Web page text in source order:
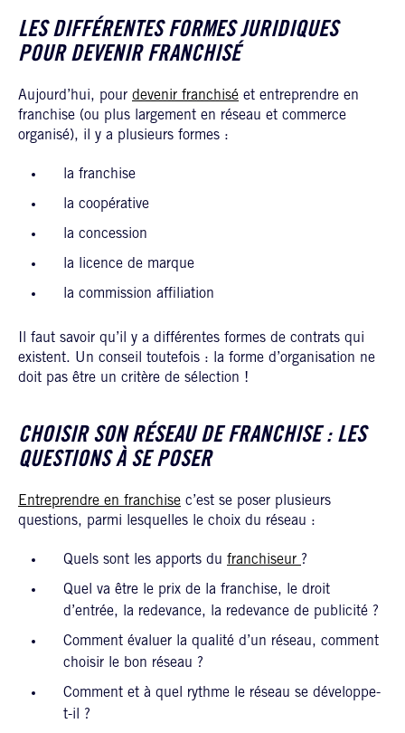
LES DIFFÉRENTES FORMES JURIDIQUES
POUR DEVENIR FRANCHISÉ
Aujourd’hui, pour devenir franchisé et entreprendre en
franchise (ou plus largement en réseau et commerce
organisé), il y a plusieurs formes :
la franchise
la coopérative
la concession
la licence de marque
la commission affiliation
Il faut savoir qu’il y a différentes formes de contrats qui
existent. Un conseil toutefois : la forme d’organisation ne
doit pas être un critère de sélection !
CHOISIR SON RÉSEAU DE FRANCHISE : LES
QUESTIONS À SE POSER
Entreprendre en franchise c’est se poser plusieurs
questions, parmi lesquelles le choix du réseau :
Quels sont les apports du franchiseur ?
Quel va être le prix de la franchise, le droit
d’entrée, la redevance, la redevance de publicité ?
Comment évaluer la qualité d’un réseau, comment
choisir le bon réseau ?
Comment et à quel rythme le réseau se développe-
t-il ?